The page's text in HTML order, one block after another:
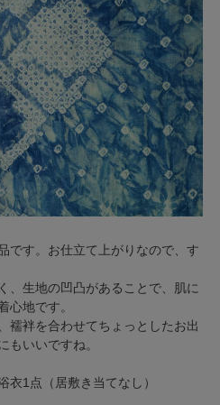
です。お仕立て上がりなので、す
、生地の凹凸があることで、肌に
心地です。
襦袢を合わせてちょっとしたお出
もいいですね。
衣1点（居敷き当てなし）